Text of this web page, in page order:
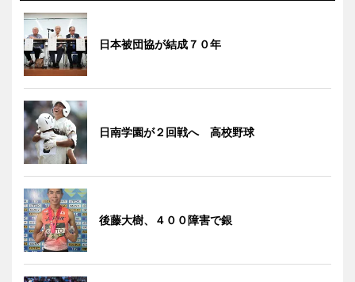
日本被団協が結成７０年
日南学園が２回戦へ 高校野球
後藤大樹、４００障害で銀